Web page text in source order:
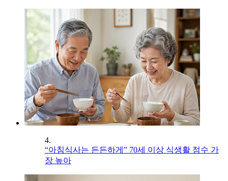
4.
“아침식사는 든든하게” 70세 이상 식생활 점수 가
장 높아